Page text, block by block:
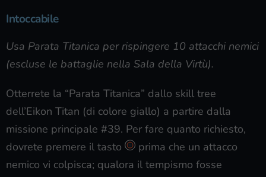
Intoccabile
Usa Parata Titanica per rispingere 10 attacchi nemici
(escluse le battaglie nella Sala della Virtù).
Otterrete la “Parata Titanica” dallo skill tree
dell’Eikon Titan (di colore giallo) a partire dalla
missione principale #39. Per fare quanto richiesto,
dovrete premere il tasto
prima che un attacco
nemico vi colpisca; qualora il tempismo fosse